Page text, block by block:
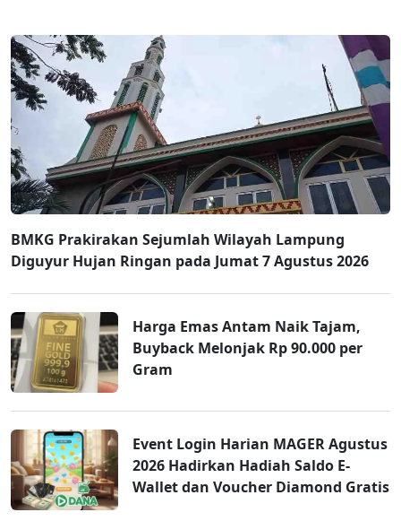
BMKG Prakirakan Sejumlah Wilayah Lampung
Diguyur Hujan Ringan pada Jumat 7 Agustus 2026
Harga Emas Antam Naik Tajam,
Buyback Melonjak Rp 90.000 per
Gram
Event Login Harian MAGER Agustus
2026 Hadirkan Hadiah Saldo E-
Wallet dan Voucher Diamond Gratis